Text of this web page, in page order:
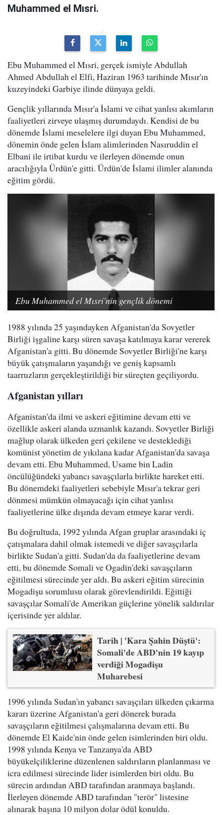
Muhammed el Mısri.
Ebu Muhammed el Mısri, gerçek ismiyle Abdullah
Ahmed Abdullah el Elfi, Haziran 1963 tarihinde Mısır'ın
kuzeyindeki Garbiye ilinde dünyaya geldi.
Gençlik yıllarında Mısır'a İslami ve cihat yanlısı akımların
faaliyetleri zirveye ulaşmış durumdaydı. Kendisi de bu
dönemde İslami meselelere ilgi duyan Ebu Muhammed,
dönemin önde gelen İslam alimlerinden Nasıruddin el
Elbani ile irtibat kurdu ve ilerleyen dönemde onun
aracılığıyla Ürdün'e gitti. Ürdün'de İslami ilimler alanında
eğitim gördü.
Ebu Muhammed el Mısri'nin gençlik dönemi
1988 yılında 25 yaşındayken Afganistan'da Sovyetler
Birliği işgaline karşı süren savaşa katılmaya karar vererek
Afganistan'a gitti. Bu dönemde Sovyetler Birliği'ne karşı
büyük çatışmaların yaşandığı ve geniş kapsamlı
taarruzların gerçekleştirildiği bir süreçten geçiliyordu.
Afganistan yılları
Afganistan'da ilmi ve askeri eğitimine devam etti ve
özellikle askeri alanda uzmanlık kazandı. Sovyetler Birliği
mağlup olarak ülkeden geri çekilene ve desteklediği
komünist yönetim de yıkılana kadar Afganistan'da savaşa
devam etti. Ebu Muhammed, Usame bin Ladin
öncülüğündeki yabancı savaşçılarla birlikte hareket etti.
Bu dönemdeki faaliyetleri sebebiyle Mısır'a tekrar geri
dönmesi mümkün olmayacağı için cihat yanlısı
faaliyetlerine ülke dışında devam etmeye karar verdi.
Bu doğrultuda, 1992 yılında Afgan gruplar arasındaki iç
çatışmalara dahil olmak istemedi ve diğer savaşçılarla
birlikte Sudan'a gitti. Sudan'da da faaliyetlerine devam
etti, bu dönemde Somali ve Ogadin'deki savaşçıların
eğitilmesi sürecinde yer aldı. Bu askeri eğitim sürecinin
Mogadişu sorumlusu olarak görevlendirildi. Eğittiği
savaşçılar Somali'de Amerikan güçlerine yönelik saldırılar
içerisinde yer aldılar.
Tarih | 'Kara Şahin Düştü':
Somali'de ABD'nin 19 kayıp
verdiği Mogadişu
Muharebesi
1996 yılında Sudan'ın yabancı savaşçıları ülkeden çıkarma
kararı üzerine Afganistan'a geri dönerek burada
savaşçıların eğitilmesi çalışmalarına devam etti. Bu
dönemde El Kaide'nin önde gelen isimlerinden biri oldu.
1998 yılında Kenya ve Tanzanya'da ABD
büyükelçiliklerine düzenlenen saldırıların planlanması ve
icra edilmesi sürecinde lider isimlerden biri oldu. Bu
sürecin ardından ABD tarafından aranmaya başlandı.
İlerleyen dönemde ABD tarafından "terör" listesine
alınarak başına 10 milyon dolar ödül konuldu.